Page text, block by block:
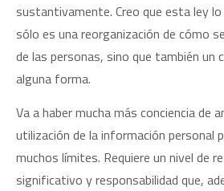
sustantivamente. Creo que esta ley
sólo es una reorganización de cómo
de las personas, sino que también un
alguna forma.
Va a haber mucha más conciencia de
utilización de la información personal
muchos límites. Requiere un nivel de
significativo y responsabilidad que,